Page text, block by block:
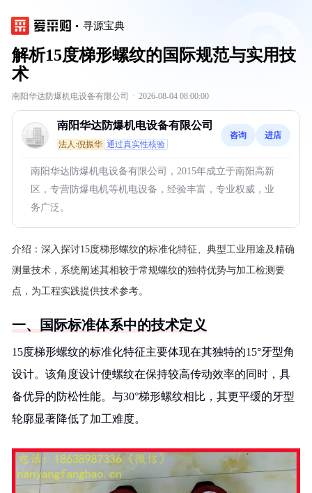
寻源宝典
解析15度梯形螺纹的国际规范与实用技
术
南阳华达防爆机电设备有限公司 · 2026-08-04 08:00:00
南阳华达防爆机电设备有限公司
法人:倪振华 通过真实性核验
咨询 进店
南阳华达防爆机电设备有限公司，2015年成立于南阳高新
区，专营防爆电机等机电设备，经验丰富，专业权威，业
务广泛。
介绍： 深入探讨15度梯形螺纹的标准化特征、典型工业用途及精确
测量技术，系统阐述其相较于常规螺纹的独特优势与加工检测要
点，为工程实践提供技术参考。
一、国际标准体系中的技术定义
15度梯形螺纹的标准化特征主要体现在其独特的15°牙型角
设计。该角度设计使螺纹在保持较高传动效率的同时，具
备优异的防松性能。与30°梯形螺纹相比，其更平缓的牙型
轮廓显著降低了加工难度。